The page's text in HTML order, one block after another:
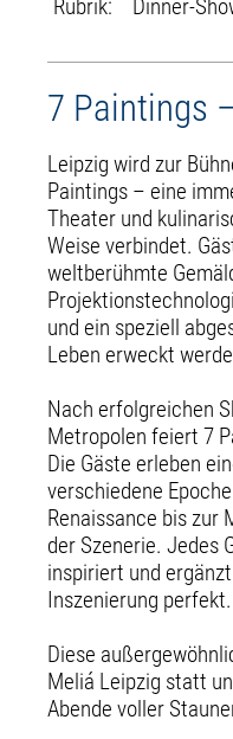
Rubrik:
Dinner-
7 Paintings
Leipzig wird zur
Paintings – eine
Theater und
Weise verbindet.
weltberühmte
und ein speziell
Leben erweckt
Nach erfolgreichen
Metropolen feiert 7
Die Gäste erleben
verschiedene
Renaissance bis zur
der Szenerie. Jedes
inspiriert und
Inszenierung perfekt.
Diese
Meliá Leipzig statt
Abende voller